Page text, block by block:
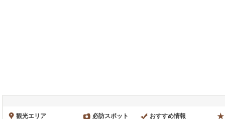
観光エリア
必訪スポット
おすすめ情報